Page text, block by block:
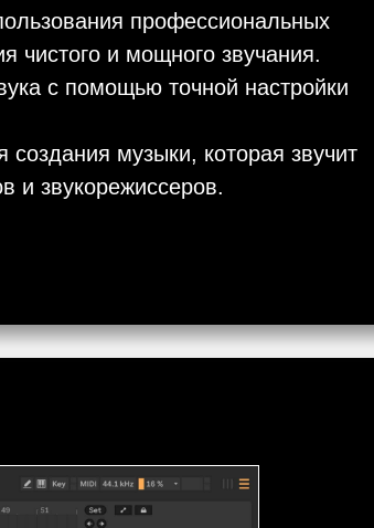
профессиональных
чистого и мощного звучания.
с помощью точной настройки
создания музыки, которая звучит
и звукорежиссеров.